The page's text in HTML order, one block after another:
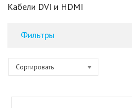
Кабели DVI и HDMI
Фильтры
Сортировать